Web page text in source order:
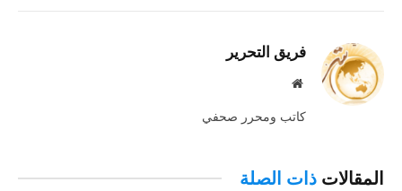
فريق التحرير
موقع
كاتب ومحرر صحفي
المقالات ذات الصلة